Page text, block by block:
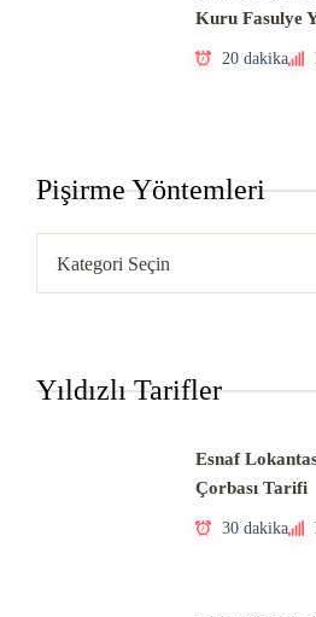
Kuru Fasulye
20 dakika
Pişirme Yöntemleri
Yöntemleri
Yıldızlı Tarifler
Esnaf
Çorbası Tarifi
30 dakika